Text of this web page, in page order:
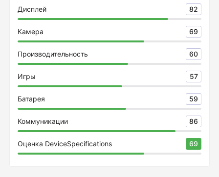
Дисплей 82
Камера 69
Производительность 60
Игры 57
Батарея 59
Коммуникации 86
Оценка DeviceSpecifications 69